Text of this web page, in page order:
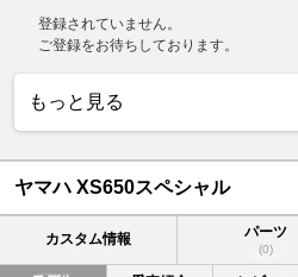
登録されていません。
ご登録をお待ちしております。
もっと見る
ヤマハ XS650スペシャル
カスタム情報 パーツ
(0)